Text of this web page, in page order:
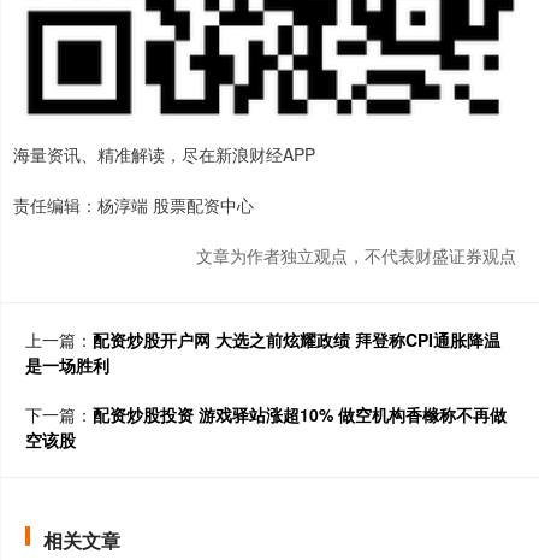
海量资讯、精准解读，尽在新浪财经APP
责任编辑：杨淳端 股票配资中心
文章为作者独立观点，不代表财盛证券观点
上一篇： 配资炒股开户网 大选之前炫耀政绩 拜登称CPI通胀降温
是一场胜利
下一篇： 配资炒股投资 游戏驿站涨超10% 做空机构香橼称不再做
空该股
相关文章